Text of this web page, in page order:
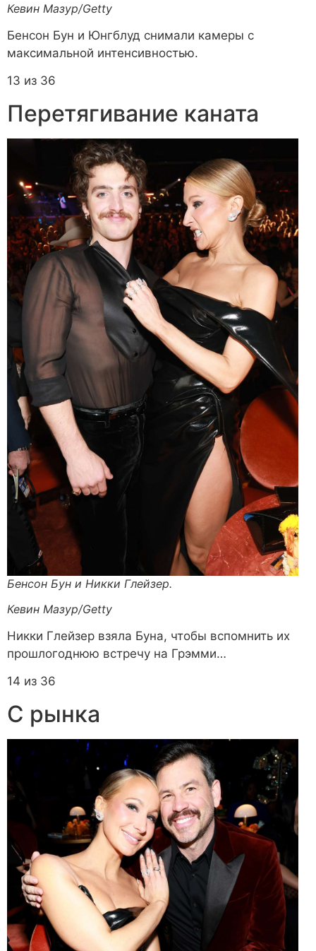
Кевин Мазур/Getty
Бенсон Бун и Юнгблуд снимали камеры с
максимальной интенсивностью.
13 из 36
Перетягивание каната
Бенсон Бун и Никки Глейзер.
Кевин Мазур/Getty
Никки Глейзер взяла Буна, чтобы вспомнить их
прошлогоднюю встречу на Грэмми…
14 из 36
С рынка